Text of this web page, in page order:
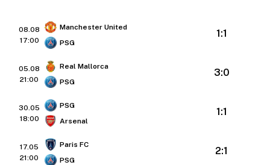
08.08
17:00
Manchester United
PSG
1:1
05.08
21:00
Real Mallorca
PSG
3:0
30.05
18:00
PSG
Arsenal
1:1
17.05
21:00
Paris FC
PSG
2:1